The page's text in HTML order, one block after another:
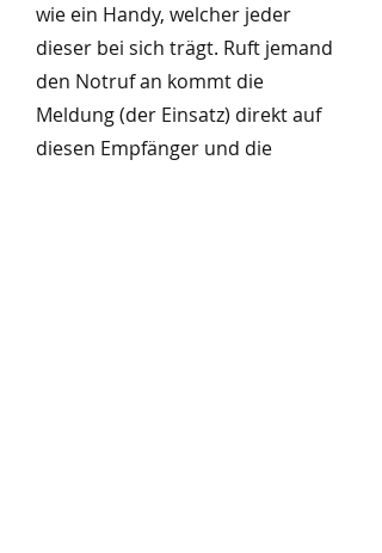
wie ein Handy, welcher jeder
dieser bei sich trägt. Ruft jemand
den Notruf an kommt die
Meldung (der Einsatz) direkt auf
diesen Empfänger und die